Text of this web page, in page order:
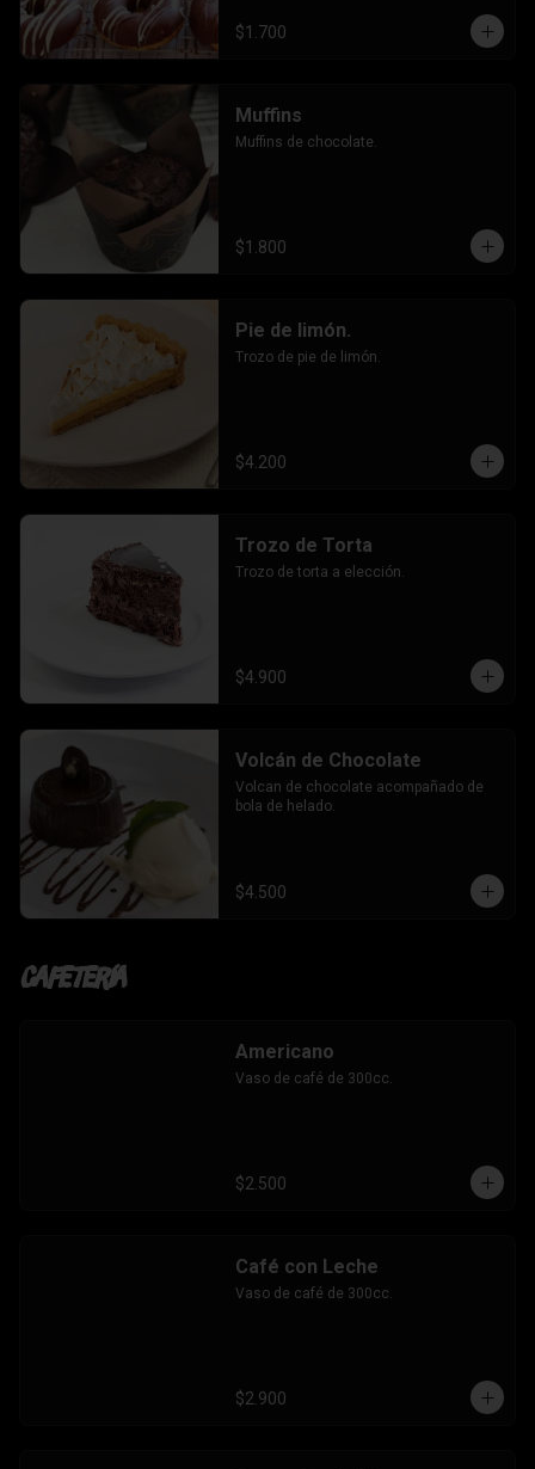
$1.700
Muffins
Muffins de chocolate.
$1.800
Pie de limón.
Trozo de pie de limón.
$4.200
Trozo de Torta
Trozo de torta a elección.
$4.900
Volcán de Chocolate
Volcan de chocolate acompañado de
bola de helado.
$4.500
Cafetería
Americano
Vaso de café de 300cc.
$2.500
Café con Leche
Vaso de café de 300cc.
$2.900